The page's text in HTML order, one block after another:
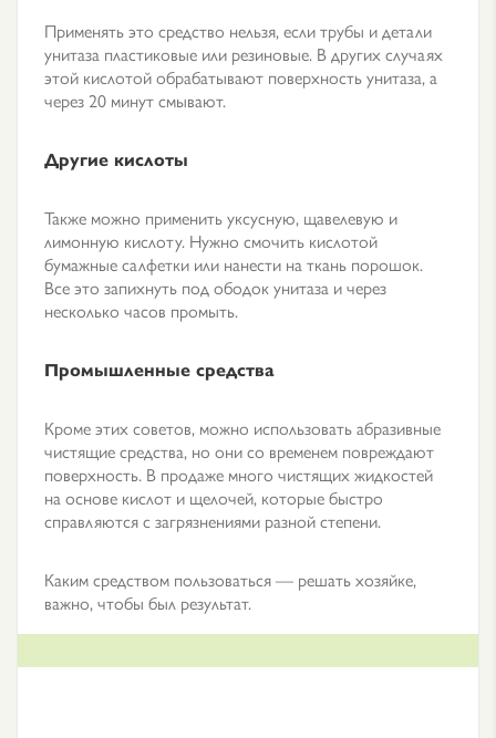
Применять это средство нельзя, если трубы и детали
унитаза пластиковые или резиновые. В других случаях
этой кислотой обрабатывают поверхность унитаза, а
через 20 минут смывают.
Другие кислоты
Также можно применить уксусную, щавелевую и
лимонную кислоту. Нужно смочить кислотой
бумажные салфетки или нанести на ткань порошок.
Все это запихнуть под ободок унитаза и через
несколько часов промыть.
Промышленные средства
Кроме этих советов, можно использовать абразивные
чистящие средства, но они со временем повреждают
поверхность. В продаже много чистящих жидкостей
на основе кислот и щелочей, которые быстро
справляются с загрязнениями разной степени.
Каким средством пользоваться — решать хозяйке,
важно, чтобы был результат.